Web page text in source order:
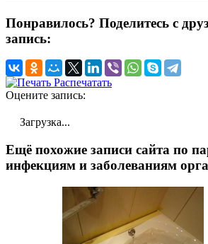
Понравилось? Поделитесь с
запись:
Распечатать
Оцените запись:
Загрузка...
Ещё похожие записи сайта по
инфекциям и заболеваниям